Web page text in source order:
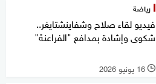
رياضة
فيديو لقاء صلاح وشفاينشتايغر..
شكوى وإشادة بمدافع "الفراعنة"
l 16 يونيو 2026